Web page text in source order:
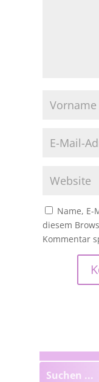
Name, E-
diesem
Kommentar